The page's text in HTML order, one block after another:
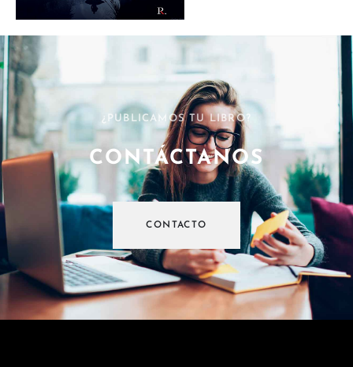
¿PUBLICAMOS TU LIBRO?
CONTÁCTANOS
CONTACTO